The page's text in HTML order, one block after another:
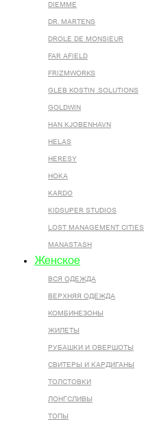
DIEMME
DR. MARTENS
DROLE DE MONSIEUR
FAR AFIELD
FRIZMWORKS
GLEB KOSTIN .SOLUTIONS
GOLDWIN
HAN KJOBENHAVN
HELAS
HERESY
HOKA
KARDO
KIDSUPER STUDIOS
LOST MANAGEMENT CITIES
MANASTASH
Женское
ВСЯ ОДЕЖДА
ВЕРХНЯЯ ОДЕЖДА
КОМБИНЕЗОНЫ
ЖИЛЕТЫ
РУБАШКИ И ОВЕРШОТЫ
СВИТЕРЫ И КАРДИГАНЫ
ТОЛСТОВКИ
ЛОНГСЛИВЫ
ТОПЫ